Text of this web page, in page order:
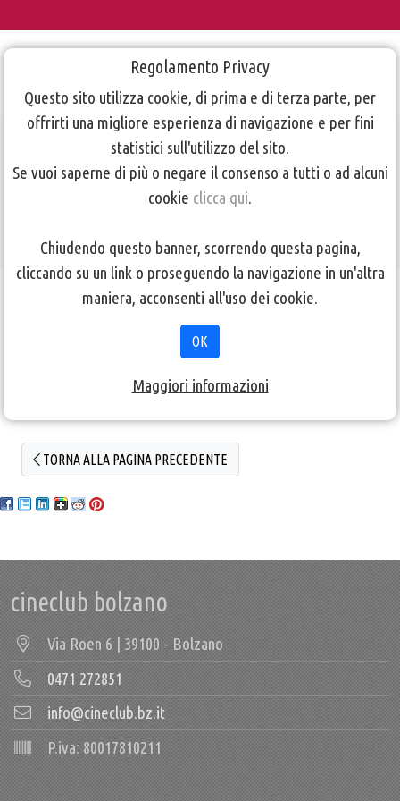
Regolamento Privacy
Questo sito utilizza cookie, di prima e di terza parte, per
offrirti una migliore esperienza di navigazione e per fini
statistici sull'utilizzo del sito.
Se vuoi saperne di più o negare il consenso a tutti o ad alcuni
cookie clicca qui.
Chiudendo questo banner, scorrendo questa pagina,
cliccando su un link o proseguendo la navigazione in un'altra
maniera, acconsenti all'uso dei cookie.
OK
Maggiori informazioni
Profilo
Instagram
TORNA ALLA PAGINA PRECEDENTE
per essere indirizzato al nostro profilo
TORNA ALLA PAGINA PRECEDENTE
cineclub bolzano
Via Roen 6 | 39100 - Bolzano
0471 272851
info@cineclub.bz.it
P.iva: 80017810211